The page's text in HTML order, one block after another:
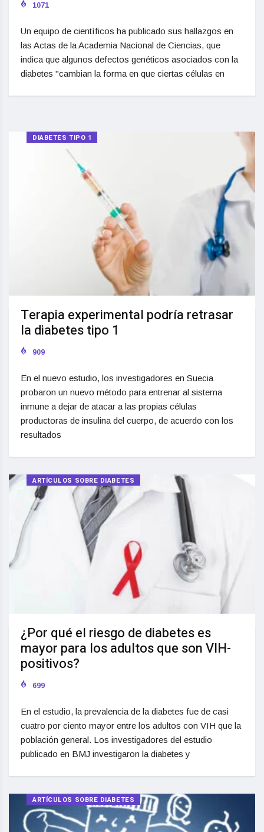
1071
Un equipo de científicos ha publicado sus hallazgos en
las Actas de la Academia Nacional de Ciencias, que
indica que algunos defectos genéticos asociados con la
diabetes "cambian la forma en que ciertas células en
DIABETES TIPO 1
Terapia experimental podría retrasar
la diabetes tipo 1
909
En el nuevo estudio, los investigadores en Suecia
probaron un nuevo método para entrenar al sistema
inmune a dejar de atacar a las propias células
productoras de insulina del cuerpo, de acuerdo con los
resultados
ARTÍCULOS SOBRE DIABETES
¿Por qué el riesgo de diabetes es
mayor para los adultos que son VIH-
positivos?
699
En el estudio, la prevalencia de la diabetes fue de casi
cuatro por ciento mayor entre los adultos con VIH que la
población general. Los investigadores del estudio
publicado en BMJ investigaron la diabetes y
ARTÍCULOS SOBRE DIABETES